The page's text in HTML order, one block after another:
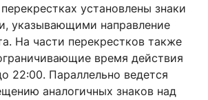
установлены знаки
указывающими направление
На части перекрестков также
время действия
22:00. Параллельно ведется
аналогичных знаков над